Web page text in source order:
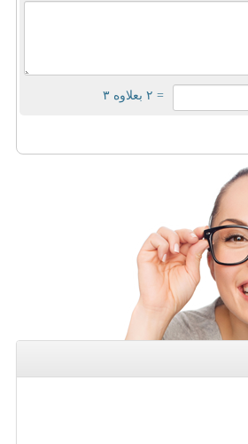
= ۲ بعلاوه ۳